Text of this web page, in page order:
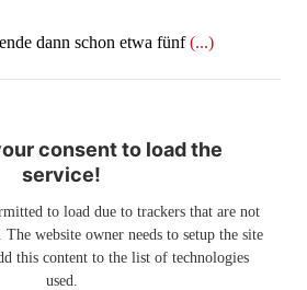
dann schon etwa fünf(...)
consent to load the
service!
to load due to trackers that are not
website owner needs to setup the site
this content to the list of technologies
used.